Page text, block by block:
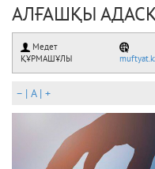
АЛҒАШҚЫ
Медет
ҚҰРМАШҰЛЫ
– | A| +